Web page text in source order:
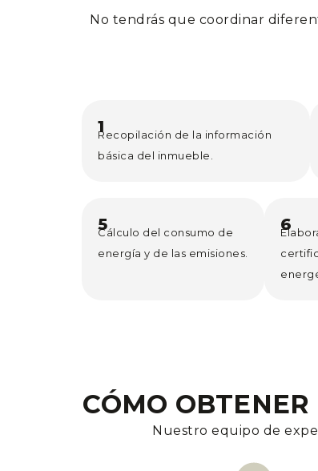
No tendrás que coordinar
1
Recopilación de la información
básica del inmueble.
5
Cálculo del consumo de
energía y de las emisiones.
6
CÓMO
Nuestro equipo de